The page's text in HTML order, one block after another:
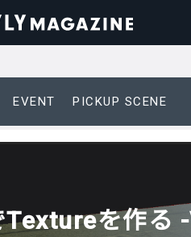
EVENT PICKUP SCENE
を作る -